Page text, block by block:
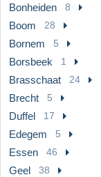
Bonheiden 8
Boom 28
Bornem 5
Borsbeek 1
Brasschaat 24
Brecht 5
Duffel 17
Edegem 5
Essen 46
Geel 38